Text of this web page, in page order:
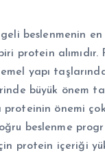
beslenmenin
protein alımıdır.
yapı
büyük önem
proteinin önemi
beslenme
protein içeriği